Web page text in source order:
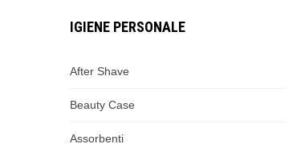
IGIENE PERSONALE
After Shave
Beauty Case
Assorbenti